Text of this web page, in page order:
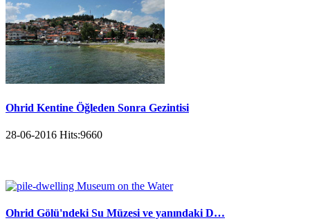
Ohrid Kentine Öğleden Sonra Gezintisi
28-06-2016 Hits:9660
Ohrid Gölü'ndeki Su Müzesi ve yanındaki D…